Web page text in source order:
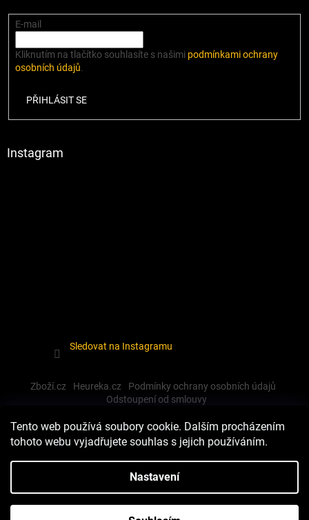
Tento web používá soubory cookie. Dalším procházením
tohoto webu vyjadřujete souhlas s jejich používáním.
Nastavení
E-mail
Kliknutím na tlačítko souhlasíte s našimi podmínkami ochrany
osobních údajů.
PŘIHLÁSIT SE
Instagram
Sledovat na Instagramu
Zboží.cz Heureka.cz
Podmínky ochrany osobních údajů
Odstoupení od smlouvy